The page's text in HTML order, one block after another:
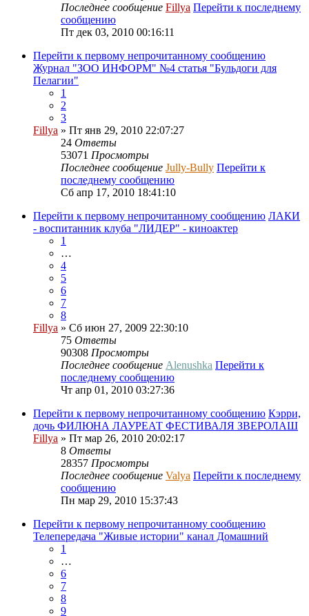
Последнее сообщение Fillya Перейти к последнему
сообщению
Пт дек 03, 2010 00:16:11
Перейти к первому непрочитанному сообщению
Журнал "ЗОО ИНФОРМ" №4 статья "Бульдоги для
Пелагии"
1
2
3
Fillya » Пт янв 29, 2010 22:07:27
24 Ответы
53071 Просмотры
Последнее сообщение Jully-Bully Перейти к
последнему сообщению
Сб апр 17, 2010 18:41:10
Перейти к первому непрочитанному сообщению ЛАКИ
- воспитанник клуба "ЛИДЕР" - киноактер
1
…
4
5
6
7
8
Fillya » Сб июн 27, 2009 22:30:10
75 Ответы
90308 Просмотры
Последнее сообщение Alenushka Перейти к
последнему сообщению
Чт апр 01, 2010 03:27:36
Перейти к первому непрочитанному сообщению Кэрри,
дочь ФИЛЮНА ЛАУРЕАТ ФЕСТИВАЛЯ ЗВЕРОЛАШ
Fillya » Пт мар 26, 2010 20:02:17
8 Ответы
28357 Просмотры
Последнее сообщение Valya Перейти к последнему
сообщению
Пн мар 29, 2010 15:37:43
Перейти к первому непрочитанному сообщению
Телепередача "Живые истории" канал Домашний
1
…
6
7
8
9